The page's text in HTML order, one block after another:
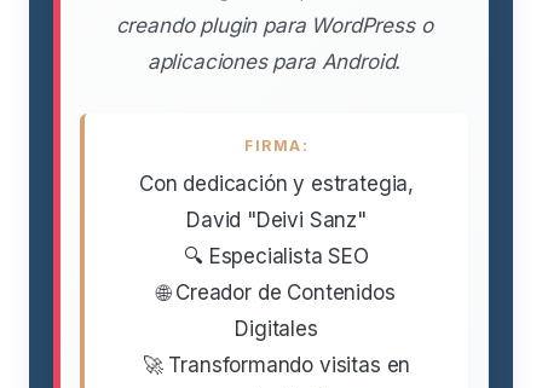
creando plugin para WordPress o
aplicaciones para Android.
FIRMA:
Con dedicación y estrategia,
David "Deivi Sanz"
🔍 Especialista SEO
🌐 Creador de Contenidos
Digitales
🚀 Transformando visitas en